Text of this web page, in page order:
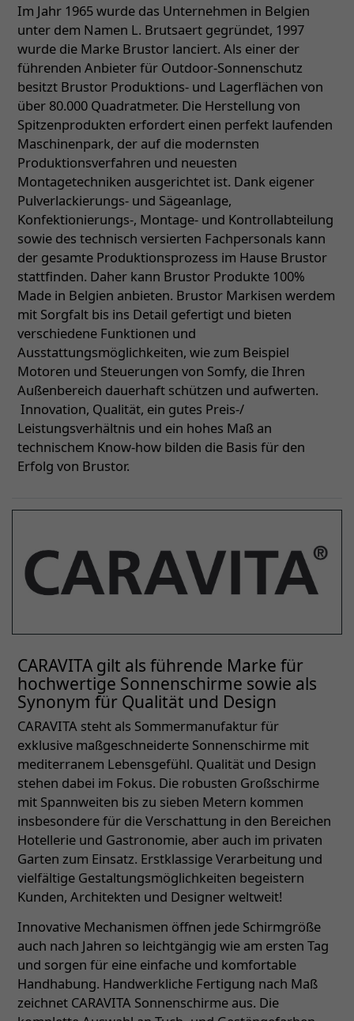
Im Jahr 1965 wurde das Unternehmen in Belgien
unter dem Namen L. Brutsaert gegründet, 1997
wurde die Marke Brustor lanciert. Als einer der
führenden Anbieter für Outdoor-Sonnenschutz
besitzt Brustor Produktions- und Lagerflächen von
über 80.000 Quadratmeter. Die Herstellung von
Spitzenprodukten erfordert einen perfekt laufenden
Maschinenpark, der auf die modernsten
Produktionsverfahren und neuesten
Montagetechniken ausgerichtet ist. Dank eigener
Pulverlackierungs- und Sägeanlage,
Konfektionierungs-, Montage- und Kontrollabteilung
sowie des technisch versierten Fachpersonals kann
der gesamte Produktionsprozess im Hause Brustor
stattfinden. Daher kann Brustor Produkte 100%
Made in Belgien anbieten. Brustor Markisen werdem
mit Sorgfalt bis ins Detail gefertigt und bieten
verschiedene Funktionen und
Ausstattungsmöglichkeiten, wie zum Beispiel
Motoren und Steuerungen von Somfy, die Ihren
Außenbereich dauerhaft schützen und aufwerten.
Innovation, Qualität, ein gutes Preis-/
Leistungsverhältnis und ein hohes Maß an
technischem Know-how bilden die Basis für den
Erfolg von Brustor.
CARAVITA gilt als führende Marke für
hochwertige Sonnenschirme sowie als
Synonym für Qualität und Design
CARAVITA steht als Sommermanufaktur für
exklusive maßgeschneiderte Sonnenschirme mit
mediterranem Lebensgefühl. Qualität und Design
stehen dabei im Fokus. Die robusten Großschirme
mit Spannweiten bis zu sieben Metern kommen
insbesondere für die Verschattung in den Bereichen
Hotellerie und Gastronomie, aber auch im privaten
Garten zum Einsatz. Erstklassige Verarbeitung und
vielfältige Gestaltungsmöglichkeiten begeistern
Kunden, Architekten und Designer weltweit!
Innovative Mechanismen öffnen jede Schirmgröße
auch nach Jahren so leichtgängig wie am ersten Tag
und sorgen für eine einfache und komfortable
Handhabung. Handwerkliche Fertigung nach Maß
zeichnet CARAVITA Sonnenschirme aus. Die